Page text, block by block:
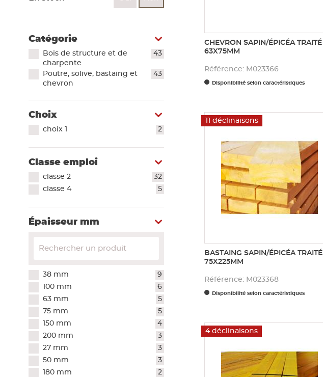
Voir tout
Plaque de plâtre haute dureté
Plaque de plâtre hydrofuge
Plaque de plâtre plafond
Plaque de plâtre sol
Catégorie
Bois de structure et de
charpente
43
Poutre, solive, bastaing et
chevron
43
Choix
choix 1 2
Classe emploi
classe 2
32
classe 4
5
Épaisseur mm
38 mm
9
100 mm
6
63 mm
5
75 mm
5
150 mm
4
200 mm
3
27 mm
3
50 mm
3
180 mm
2
CHEVRON SAPIN/ÉPICÉA TRAITÉ
63X75MM
Référence: M023366
Disponibilité selon caractéristiques
11 déclinaisons
BASTAING SAPIN/ÉPICÉA TRAITÉ
75X225MM
Référence: M023368
Disponibilité selon caractéristiques
4 déclinaisons